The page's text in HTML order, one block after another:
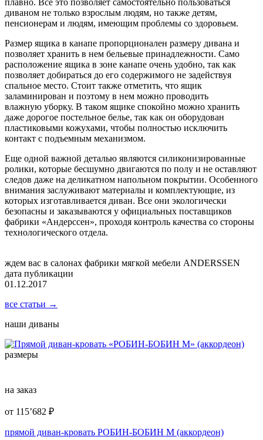
диваном не только взрослым людям, но также детям,
пенсионерам и людям, имеющим проблемы со здоровьем.
Размер ящика в канапе пропорционален размеру дивана и
позволяет хранить в нем бельевые принадлежности. Само
расположение ящика в зоне канапе очень удобно, так как
позволяет добираться до его содержимого не задействуя
спальное место. Стоит также отметить, что ящик
заламинирован и поэтому в нем можно проводить
влажную уборку. В таком ящике спокойно можно хранить
даже дорогое постельное белье, так как он оборудован
пластиковыми кожухами, чтобы полностью исключить
контакт с подъемным механизмом.
Еще одной важной деталью являются силиконизированные
ролики, которые бесшумно двигаются по полу и не оставляют
следов даже на деликатном напольном покрытии. Особенного
внимания заслуживают материалы и комплектующие, из
которых изготавливается диван. Все они экологически
безопасны и заказываются у официальных поставщиков
фабрики «Андерссен», проходя контроль качества со стороны
технологического отдела.
ждем вас в салонах фабрики мягкой мебели ANDERSSEN
дата публикации
01.12.2017
все статьи →
наши диваны
размеры
на заказ
от 115’682 ₽
прямой диван-кровать РОБИН-БОБИН М (аккордеон)